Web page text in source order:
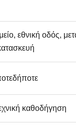
εθνική οδός,
καθοδήγηση